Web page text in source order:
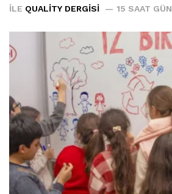
İLE QUALITY DERGISI 15 SAAT GÜN